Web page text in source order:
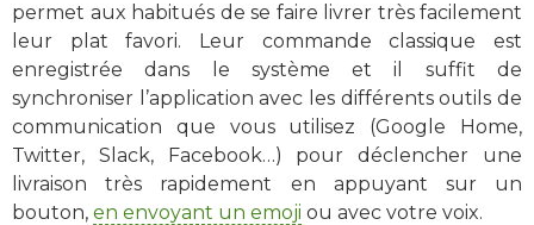
permet aux habitués de se faire livrer très facilement
leur plat favori. Leur commande classique est
enregistrée dans le système et il suffit de
synchroniser l’application avec les différents outils de
communication que vous utilisez (Google Home,
Twitter, Slack, Facebook…) pour déclencher une
livraison très rapidement en appuyant sur un
bouton, en envoyant un emoji ou avec votre voix.